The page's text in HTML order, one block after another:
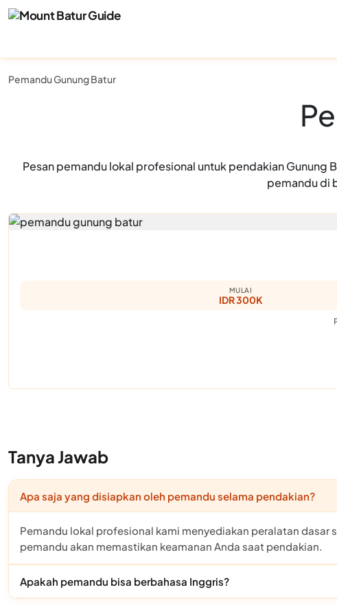
Pemandu Gunung Batur
Pesan pemandu lokal profesional untuk pendakian
pemandu di
MULAI
IDR 300K
Tanya Jawab
Apa saja yang disiapkan oleh pemandu selama pendakian?
Pemandu lokal profesional kami menyediakan peralatan
pemandu akan memastikan keamanan Anda saat pendakian.
Apakah pemandu bisa berbahasa Inggris?